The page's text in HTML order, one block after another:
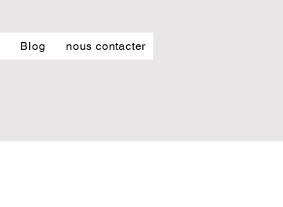
Blog nous contacter